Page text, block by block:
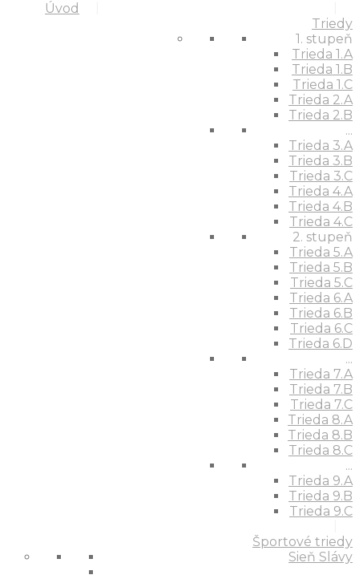
Úvod
Triedy
1. stupeň
Trieda 1.A
Trieda 1.B
Trieda 1.C
Trieda 2.A
Trieda 2.B
...
Trieda 3.A
Trieda 3.B
Trieda 3.C
Trieda 4.A
Trieda 4.B
Trieda 4.C
2. stupeň
Trieda 5.A
Trieda 5.B
Trieda 5.C
Trieda 6.A
Trieda 6.B
Trieda 6.C
Trieda 6.D
...
Trieda 7.A
Trieda 7.B
Trieda 7.C
Trieda 8.A
Trieda 8.B
Trieda 8.C
...
Trieda 9.A
Trieda 9.B
Trieda 9.C
Športové triedy
Sieň Slávy